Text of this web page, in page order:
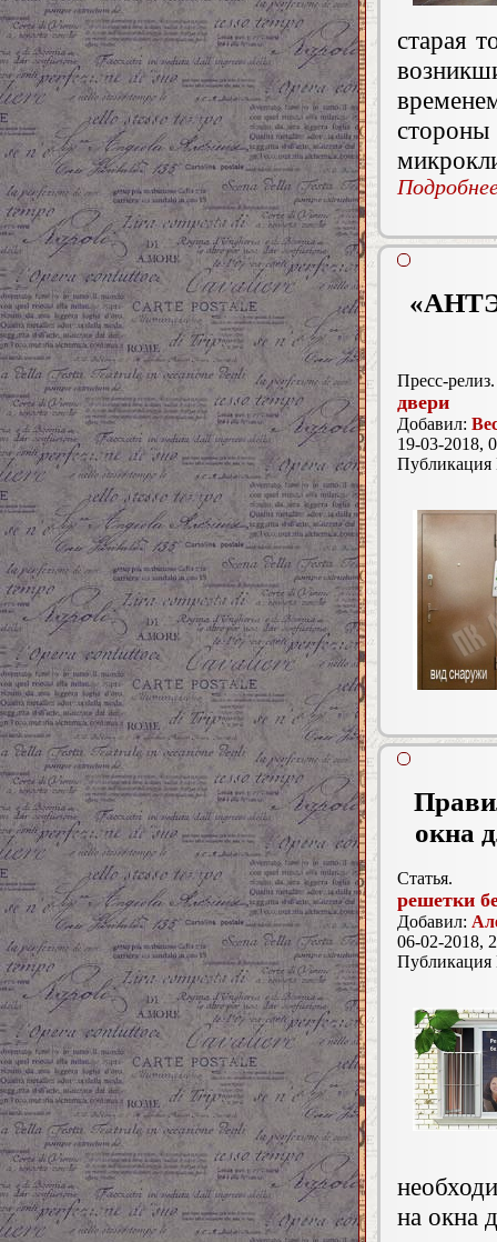
старая
Пресс-релиз.
двери
Добавил:
19-03-2018,
окна
Статья.
решетки
Добавил:
06-02-2018,
на окна